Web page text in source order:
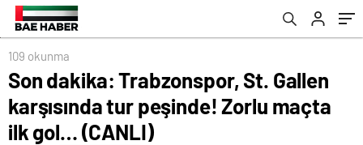
(CANLI)
109 okunma
Son dakika: Trabzonspor, St. Gallen
karşısında tur peşinde! Zorlu maçta
ilk gol… (CANLI)